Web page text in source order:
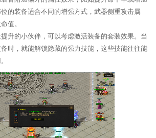
的装备适合不同的增强方式，武器侧重攻击属
值。
升的小伙伴，可以考虑激活装备的套装效果。当
时，就能解锁隐藏的强力技能，这些技能往往能